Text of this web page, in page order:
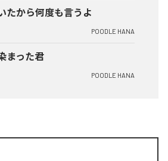
たから何度も言うよ
POODLE HANA
まった君
POODLE HANA